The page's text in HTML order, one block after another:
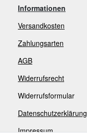
Informationen
Versandkosten
Zahlungsarten
AGB
Widerrufsrecht
Widerrufsformular
Datenschutzerklärung
Impressum